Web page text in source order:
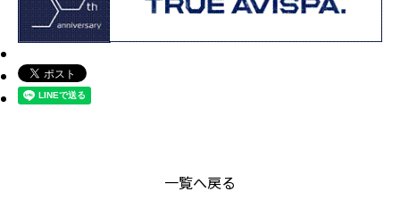
一覧へ戻る